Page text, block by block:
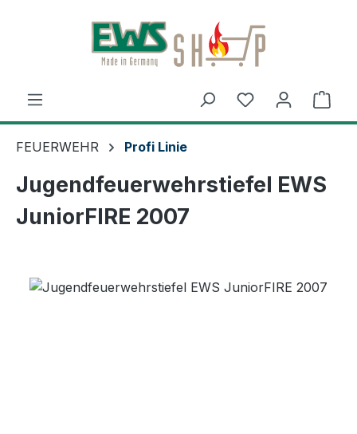
Zum Hauptinhalt springen
FEUERWEHR Profi Linie
Jugendfeuerwehrstiefel EWS
JuniorFIRE 2007